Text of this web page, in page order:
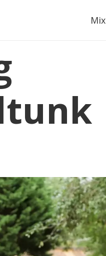
Mix